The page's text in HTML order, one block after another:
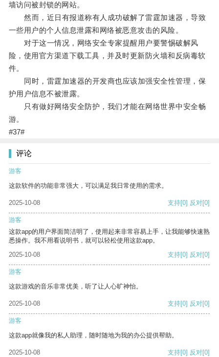
墙访问被封锁的网站。
然而，近日有报道称有人成功破解了雷霆加速器，导致
一些用户的个人信息泄露和网络被恶意攻击的风险。
对于这一情况，网络安全专家提醒用户要警惕破解风
险，使用官方渠道下载工具，并及时更新防火墙和反病毒软
件。
同时，雷霆加速器的开发商也应该加强安全性管理，保
护用户信息不被泄露。
只有做好网络安全防护，我们才能在网络世界中安全畅
游。
#37#
评论
游客
这款软件的功能非常强大，可以满足我日常使用的需求。
2025-10-08 支持[0] 反对[0]
游客
这款app的用户界面简洁明了，使用起来非常容易上手，让我能够快速熟
悉操作。我不用看说明书，就可以轻松使用这款app。
2025-10-08
支持[0] 反对[0]
游客
这款游戏的音乐非常优美，听了让人心旷神怡。
2025-10-08 支持[0] 反对[0]
游客
这款app就像我的私人助理，随时随地为我的办公提供帮助。
2025-10-08 支持[0] 反对[0]